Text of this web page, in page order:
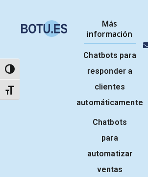
ALTERNAR ALTO CONTRASTE
ALTERNAR TAMAÑO DE LETRA
Más
información
Chatbots para
responder a
clientes
automáticamente
Chatbots
para
automatizar
ventas